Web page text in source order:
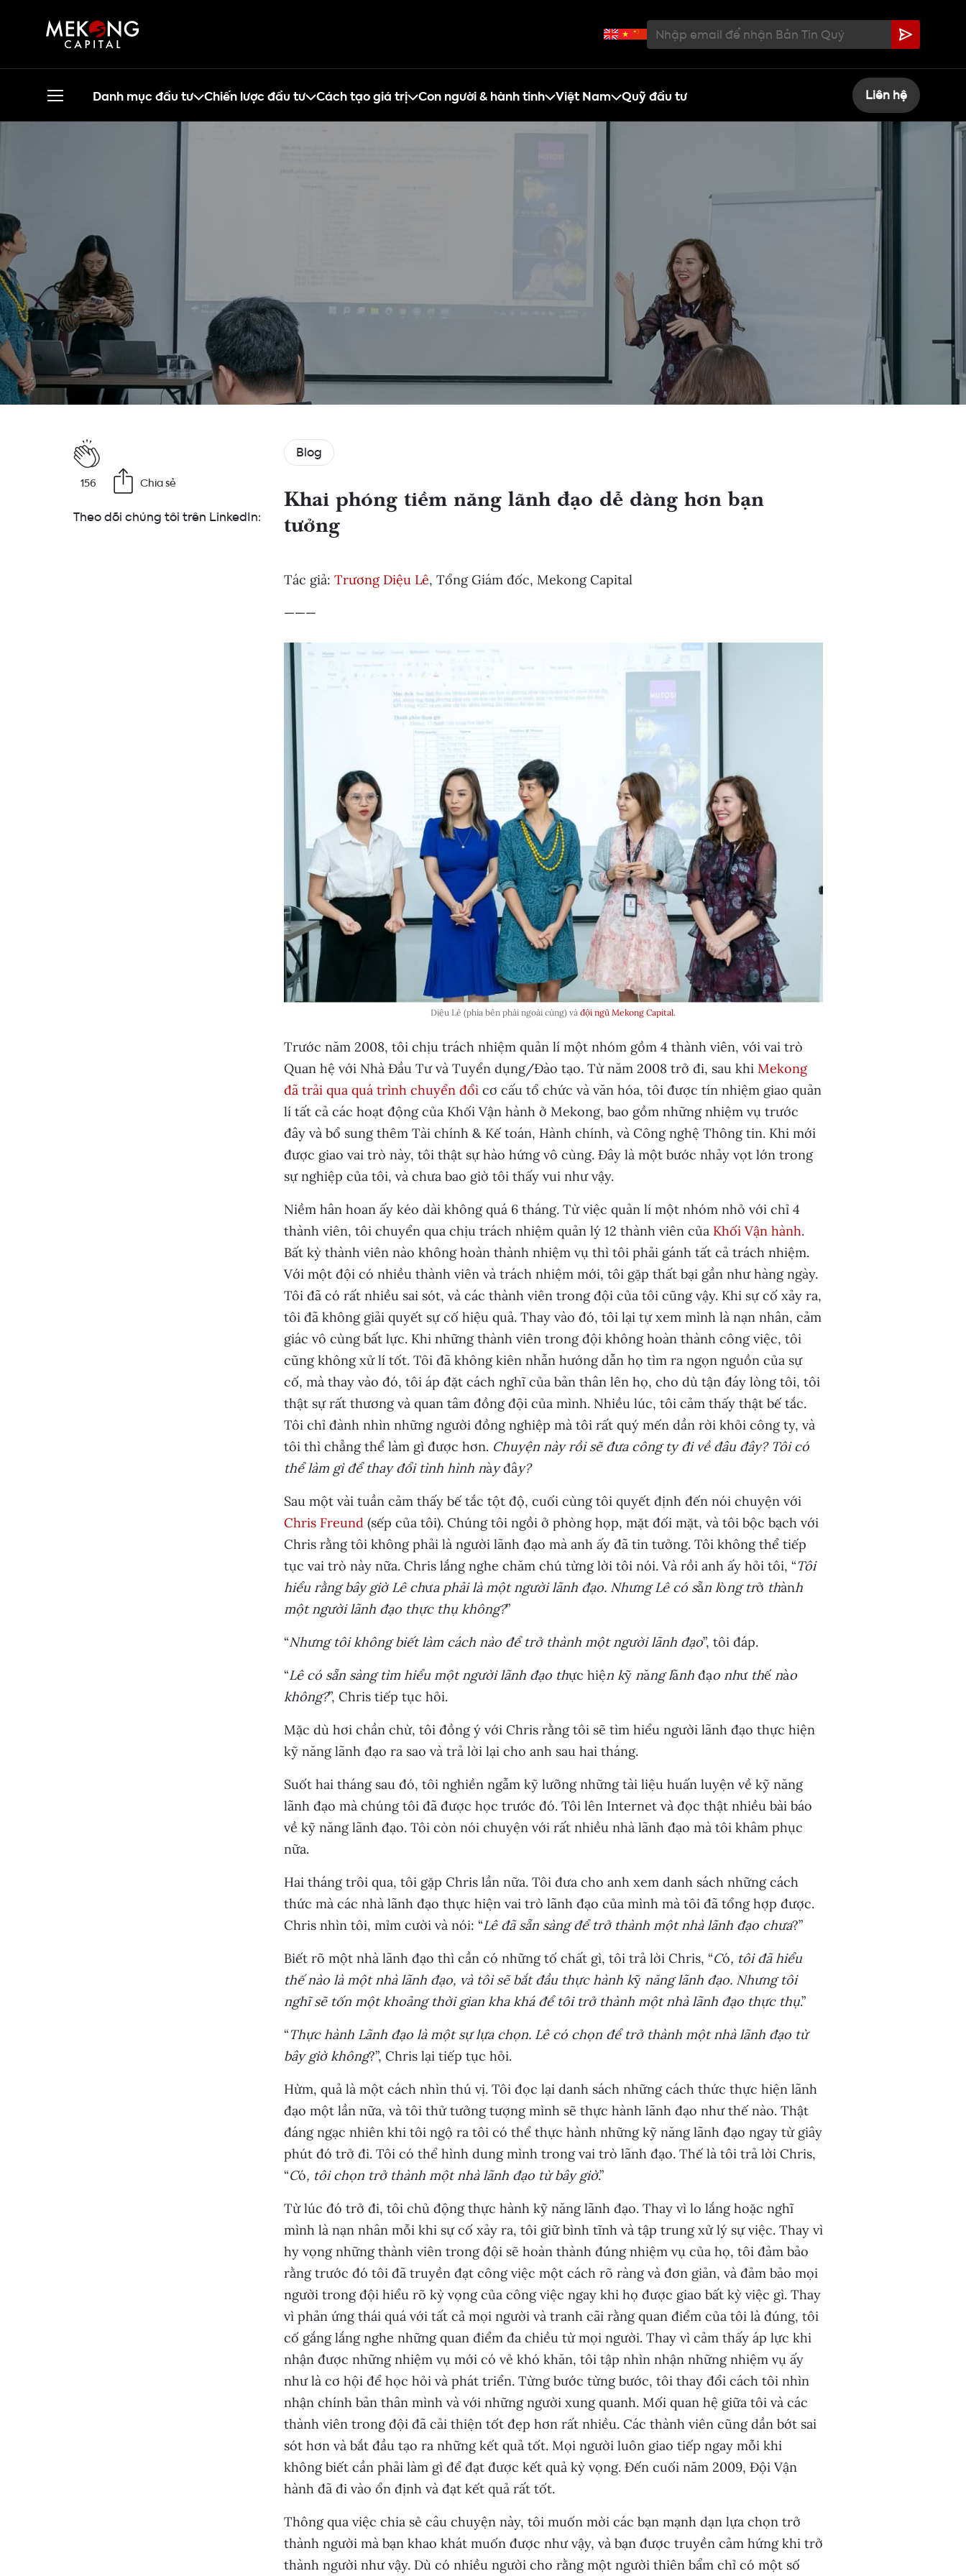
Danh mục đầu tư Chiến lược đầu tư Cách tạo giá trị Con người & hành tinh Việt Nam Quỹ đầu tư Liên hệ
156 Chia sẻ
Theo dõi chúng tôi trên LinkedIn:
Blog
Khai phóng tiềm năng lãnh đạo dễ dàng hơn bạn
tưởng
Tác giả: Trương Diệu Lê, Tổng Giám đốc, Mekong Capital
———
Diệu Lê (phía bên phải ngoài cùng) và đội ngũ Mekong Capital.
Trước năm 2008, tôi chịu trách nhiệm quản lí một nhóm gồm 4 thành viên, với vai trò
Quan hệ với Nhà Đầu Tư và Tuyển dụng/Đào tạo. Từ năm 2008 trở đi, sau khi Mekong
đã trải qua quá trình chuyển đổicơ cấu tổ chức và văn hóa, tôi được tín nhiệm giao quản
lí tất cả các hoạt động của Khối Vận hành ở Mekong, bao gồm những nhiệm vụ trước
đây và bổ sung thêm Tài chính & Kế toán, Hành chính, và Công nghệ Thông tin. Khi mới
được giao vai trò này, tôi thật sự hào hứng vô cùng. Đây là một bước nhảy vọt lớn trong
sự nghiệp của tôi, và chưa bao giờ tôi thấy vui như vậy.
Niềm hân hoan ấy kéo dài không quá 6 tháng. Từ việc quản lí một nhóm nhỏ với chỉ 4
thành viên, tôi chuyển qua chịu trách nhiệm quản lý 12 thành viên của Khối Vận hành.
Bất kỳ thành viên nào không hoàn thành nhiệm vụ thì tôi phải gánh tất cả trách nhiệm.
Với một đội có nhiều thành viên và trách nhiệm mới, tôi gặp thất bại gần như hàng ngày.
Tôi đã có rất nhiều sai sót, và các thành viên trong đội của tôi cũng vậy. Khi sự cố xảy ra,
tôi đã không giải quyết sự cố hiệu quả. Thay vào đó, tôi lại tự xem mình là nạn nhân, cảm
giác vô cùng bất lực. Khi những thành viên trong đội không hoàn thành công việc, tôi
cũng không xử lí tốt. Tôi đã không kiên nhẫn hướng dẫn họ tìm ra ngọn nguồn của sự
cố, mà thay vào đó, tôi áp đặt cách nghĩ của bản thân lên họ, cho dù tận đáy lòng tôi, tôi
thật sự rất thương và quan tâm đồng đội của mình. Nhiều lúc, tôi cảm thấy thật bế tắc.
Tôi chỉ đành nhìn những người đồng nghiệp mà tôi rất quý mến dần rời khỏi công ty, và
tôi thì chẳng thể làm gì được hơn. Chuyện này rồi sẽ đưa công ty đi về đâu đây? Tôi có
thể làm gì để thay đổi tình hình nàyđây?
Sau một vài tuần cảm thấy bế tắc tột độ, cuối cùng tôi quyết định đến nói chuyện với
Chris Freund(sếp của tôi). Chúng tôi ngồi ở phòng họp, mặt đối mặt, và tôi bộc bạch với
Chris rằng tôi không phải là người lãnh đạo mà anh ấy đã tin tưởng. Tôi không thể tiếp
tục vai trò này nữa. Chris lắng nghe chăm chú từng lời tôi nói. Và rồi anh ấy hỏi tôi, “Tôi
hiểu rằng bây giờ Lê chưa phải là một người lãnh đạo. Nhưng Lê có sẵn lòng trở thành
một người lãnh đạo thực thụ không?”
“Nhưng tôi không biết làm cách nào để trở thành một người lãnh đạo”, tôi đáp.
“Lê có sẵn sàng tìm hiểu một người lãnh đạo thực hiện kỹ năng lãnh đạo như thế nào
không?”, Chris tiếp tục hỏi.
Mặc dù hơi chần chừ, tôi đồng ý với Chris rằng tôi sẽ tìm hiểu người lãnh đạo thực hiện
kỹ năng lãnh đạo ra sao và trả lời lại cho anh sau hai tháng.
Suốt hai tháng sau đó, tôi nghiền ngẫm kỹ lưỡng những tài liệu huấn luyện về kỹ năng
lãnh đạo mà chúng tôi đã được học trước đó. Tôi lên Internet và đọc thật nhiều bài báo
về kỹ năng lãnh đạo. Tôi còn nói chuyện với rất nhiều nhà lãnh đạo mà tôi khâm phục
nữa.
Hai tháng trôi qua, tôi gặp Chris lần nữa. Tôi đưa cho anh xem danh sách những cách
thức mà các nhà lãnh đạo thực hiện vai trò lãnh đạo của mình mà tôi đã tổng hợp được.
Chris nhìn tôi, mỉm cười và nói: “Lê đã sẵn sàng để trở thành một nhà lãnh đạo chưa?”
Biết rõ một nhà lãnh đạo thì cần có những tố chất gì, tôi trả lời Chris, “Có, tôi đã hiểu
thế nào là một nhà lãnh đạo, và tôi sẽ bắt đầu thực hành kỹnăng lãnh đạo. Nhưng tôi
nghĩ sẽ tốn một khoảng thời gian kha khá để tôi trở thành một nhà lãnh đạo thực thụ.”
“Thực hành Lãnh đạo là một sự lựa chọn. Lê có chọn để trở thành một nhà lãnh đạo từ
bây giờ không?”, Chris lại tiếp tục hỏi.
Hừm, quả là một cách nhìn thú vị. Tôi đọc lại danh sách những cách thức thực hiện lãnh
đạo một lần nữa, và tôi thử tưởng tượng mình sẽ thực hành lãnh đạo như thế nào. Thật
đáng ngạc nhiên khi tôi ngộ ra tôi có thể thực hành những kỹ năng lãnh đạo ngay từ giây
phút đó trở đi. Tôi có thể hình dung mình trong vai trò lãnh đạo. Thế là tôi trả lời Chris,
“Có, tôi chọn trở thành một nhà lãnh đạo từ bây giờ.”
Từ lúc đó trở đi, tôi chủ động thực hành kỹ năng lãnh đạo. Thay vì lo lắng hoặc nghĩ
mình là nạn nhân mỗi khi sự cố xảy ra, tôi giữ bình tĩnh và tập trung xử lý sự việc. Thay vì
hy vọng những thành viên trong đội sẽ hoàn thành đúng nhiệm vụ của họ, tôi đảm bảo
rằng trước đó tôi đã truyền đạt công việc một cách rõ ràng và đơn giản, và đảm bảo mọi
người trong đội hiểu rõ kỳ vọng của công việc ngay khi họ được giao bất kỳ việc gì. Thay
vì phản ứng thái quá với tất cả mọi người và tranh cãi rằng quan điểm của tôi là đúng, tôi
cố gắng lắng nghe những quan điểm đa chiều từ mọi người. Thay vì cảm thấy áp lực khi
nhận được những nhiệm vụ mới có vẻ khó khăn, tôi tập nhìn nhận những nhiệm vụ ấy
như là cơ hội để học hỏi và phát triển. Từng bước từng bước, tôi thay đổi cách tôi nhìn
nhận chính bản thân mình và với những người xung quanh. Mối quan hệ giữa tôi và các
thành viên trong đội đã cải thiện tốt đẹp hơn rất nhiều. Các thành viên cũng dần bớt sai
sót hơn và bắt đầu tạo ra những kết quả tốt. Mọi người luôn giao tiếp ngay mỗi khi
không biết cần phải làm gì để đạt được kết quả kỳ vọng. Đến cuối năm 2009, Đội Vận
hành đã đi vào ổn định và đạt kết quả rất tốt.
Thông qua việc chia sẻ câu chuyện này, tôi muốn mời các bạn mạnh dạn lựa chọn trở
thành người mà bạn khao khát muốn được như vậy, và bạn được truyền cảm hứng khi trở
thành người như vậy. Dù có nhiều người cho rằng một người thiên bẩm chỉ có một số